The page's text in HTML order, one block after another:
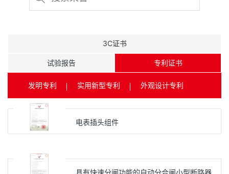
3C证书
试验报告 专利证书
发明专利 实用新型专利 外观设计专利
电表插头组件
具有快速分闸功能的自动分合闸小型断路器